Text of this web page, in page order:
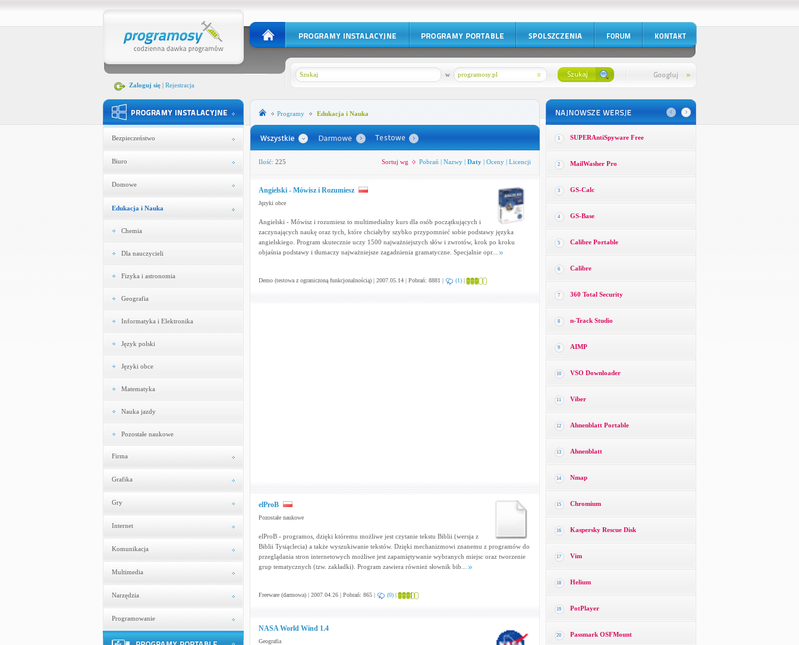
Zaloguj się| Rejestracja
programosy.pl
w
Bezpieczeństwo
Biuro
Domowe
Edukacja i Nauka
Chemia
Dla nauczycieli
Fizyka i astronomia
Geografia
Informatyka i Elektronika
Język polski
Języki obce
Matematyka
Nauka jazdy
Pozostałe naukowe
Firma
Grafika
Gry
Internet
Komunikacja
Multimedia
Narzędzia
Programowanie
Programy Edukacja i Nauka
Ilość: 225 Sortuj wg Pobrań | Nazwy| Daty| Oceny| Licencji
Angielski - Mówisz i Rozumiesz
Języki obce
Angielski - Mówisz i rozumiesz to multimedialny kurs dla osób początkujących i
zaczynających naukę oraz tych, które chciałyby szybko przypomnieć sobie podstawy języka
angielskiego. Program skutecznie uczy 1500 najważniejszych słów i zwrotów, krok po kroku
objaśnia podstawy i tłumaczy najważniejsze zagadnienia gramatyczne. Specjalnie opr...
Demo (testowa z ograniczoną funkcjonalnością) | 2007.05.14 | Pobrań: 8881 | (1)|
elProB
Pozostałe naukowe
elProB - programos, dzięki któremu możliwe jest czytanie tekstu Biblii (wersja z
Biblii Tysiąclecia) a także wyszukiwanie tekstów. Dzięki mechanizmowi znanemu z programów do
przeglądania stron internetowych możliwe jest zapamiętywanie wybranych miejsc oraz tworzenie
grup tematycznych (tzw. zakładki). Program zawiera również słownik bib...
Freeware (darmowa) | 2007.04.26 | Pobrań: 865 | (0)|
NASA World Wind 1.4
Geografia
1 SUPERAntiSpyware Free
2 MailWasher Pro
3 GS-Calc
4 GS-Base
5 Calibre Portable
6 Calibre
7 360 Total Security
8 n-Track Studio
9 AIMP
10 VSO Downloader
11 Viber
12 Ahnenblatt Portable
13 Ahnenblatt
14 Nmap
15 Chromium
16 Kaspersky Rescue Disk
17 Vim
18 Helium
19 PotPlayer
20 Passmark OSFMount